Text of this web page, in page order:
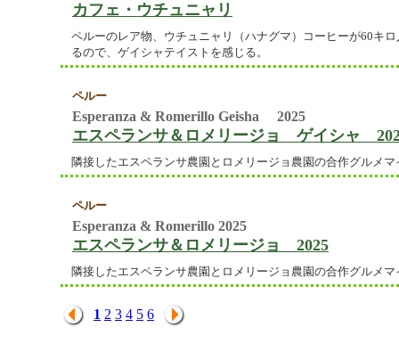
カフェ・ウチュニャリ
ペルーのレア物、ウチュニャリ（ハナグマ）コーヒーが60キ
るので、ゲイシャテイストを感じる。
ペルー
Esperanza & Romerillo Geisha 2025
エスペランサ＆ロメリージョ ゲイシャ
隣接したエスペランサ農園とロメリージョ農園の合作グルメ
ペルー
Esperanza & Romerillo 2025
エスペランサ＆ロメリージョ 2025
隣接したエスペランサ農園とロメリージョ農園の合作グルメ
1 2 3 4 5 6